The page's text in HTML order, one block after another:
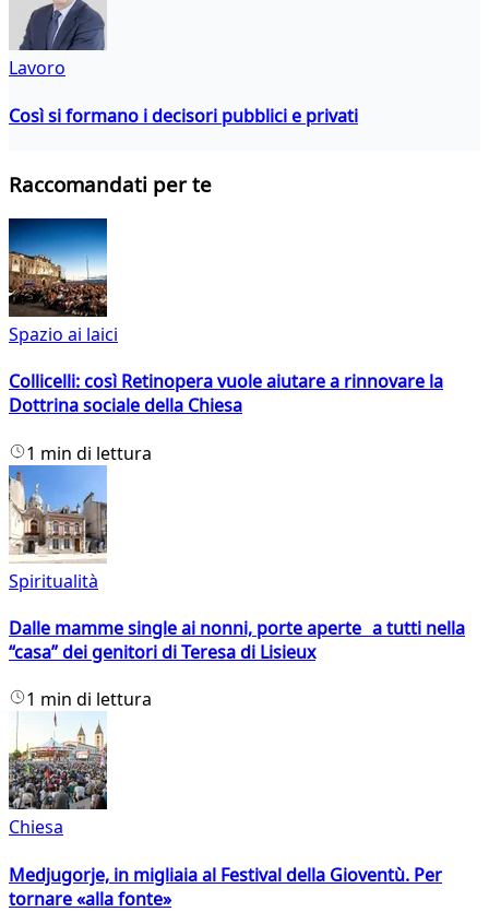
Lavoro
Così si formano i decisori pubblici e privati
Raccomandati per te
Spazio ai laici
Collicelli: così Retinopera vuole aiutare a rinnovare la
Dottrina sociale della Chiesa
1 min di lettura
Spiritualità
Dalle mamme single ai nonni, porte aperte a tutti nella
“casa” dei genitori di Teresa di Lisieux
1 min di lettura
Chiesa
Medjugorje, in migliaia al Festival della Gioventù. Per
tornare «alla fonte»